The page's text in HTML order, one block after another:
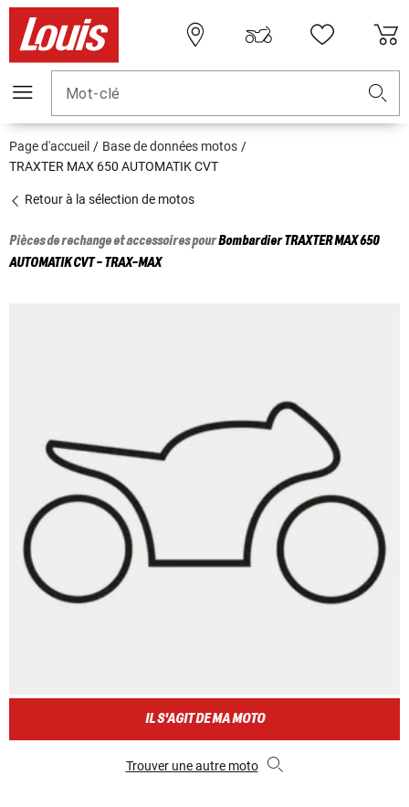
Mot-clé
Page d'accueil
Base de données motos
TRAXTER MAX 650 AUTOMATIK CVT
Retour à la sélection de motos
Pièces de rechange et accessoires pourBombardierTRAXTER MAX 650
AUTOMATIK CVT - TRAX-MAX
IL S'AGIT DE MA MOTO
Trouver une autre moto